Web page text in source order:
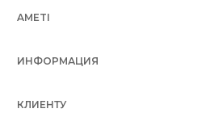
AMETI
ИНФОРМАЦИЯ
КЛИЕНТУ